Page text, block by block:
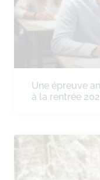
Une épreuve
à la rentrée